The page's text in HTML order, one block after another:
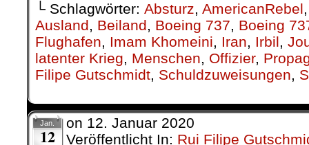
└ Schlagwörter: Absturz, AmericanRebel
Ausland, Beiland, Boeing 737, Boeing
Flughafen, Imam Khomeini, Iran, Irbil,
latenter Krieg, Menschen, Offizier,
Filipe Gutschmidt, Schuldzuweisungen,
Jan.
12
on 12. Januar 2020
Veröffentlicht In: Rui Filipe